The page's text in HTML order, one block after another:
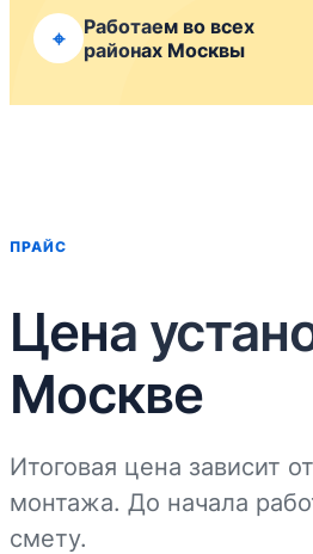
⌖
Работаем во всех
районах Москвы
ПРАЙС
Цена
Москве
Итоговая цена зависит
монтажа. До начала
смету.